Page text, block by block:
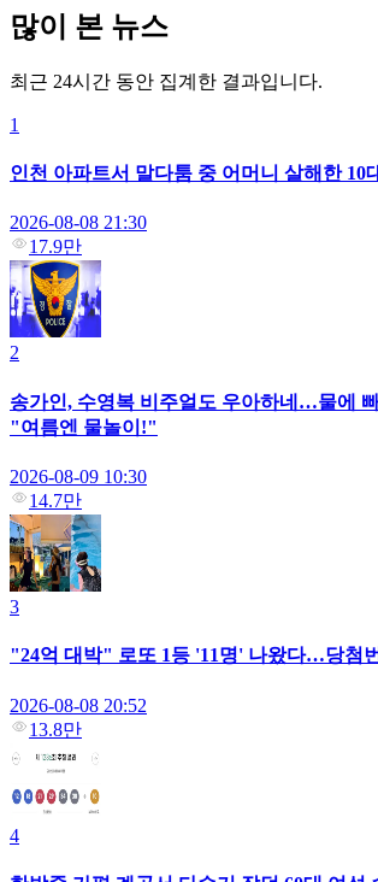
많이 본 뉴스
최근 24시간 동안 집계한 결과입니다.
1
인천 아파트서 말다툼 중 어머니 살해한 10
2026-08-08 21:30
17.9만
2
송가인, 수영복 비주얼도 우아하네…물에
"여름엔 물놀이!"
2026-08-09 10:30
14.7만
3
"24억 대박" 로또 1등 '11명' 나왔다…당첨
2026-08-08 20:52
13.8만
4